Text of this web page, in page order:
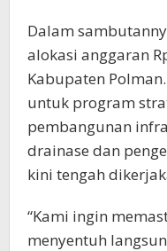
Dalam
alokasi anggaran
Kabupaten
untuk program
pembangunan
drainase dan
kini tengah
“Kami ingin
menyentuh